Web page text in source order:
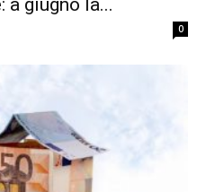
a giugno la...
0